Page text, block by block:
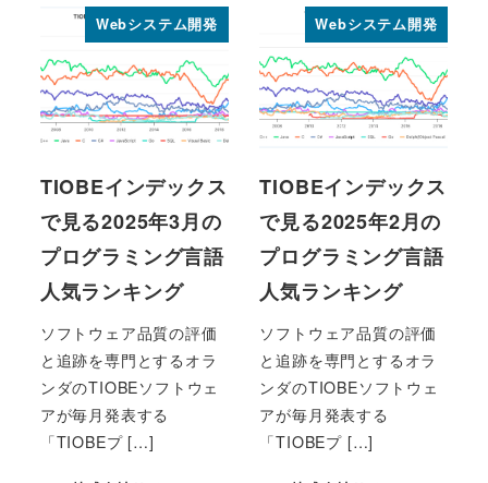
Webシステム開発
TIOBEインデックス
で見る2025年3月の
プログラミング言語
人気ランキング
ソフトウェア品質の評価
と追跡を専門とするオラ
ンダのTIOBEソフトウェ
アが毎月発表する
「TIOBEプ […]
Webシステム開発
TIOBEインデックス
で見る2025年2月の
プログラミング言語
人気ランキング
ソフトウェア品質の評価
と追跡を専門とするオラ
ンダのTIOBEソフトウェ
アが毎月発表する
「TIOBEプ […]